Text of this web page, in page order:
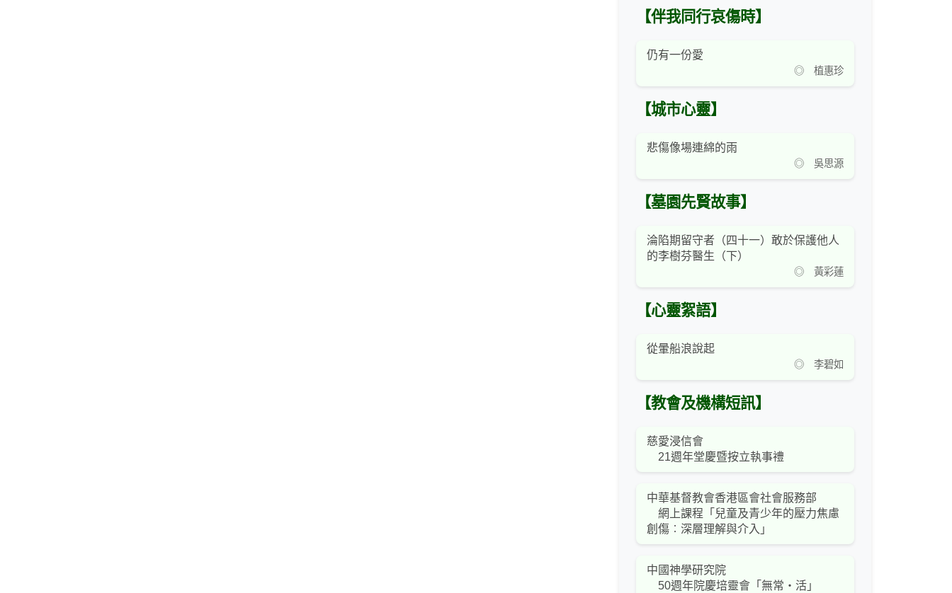
【伴我同行哀傷時】
仍有一份愛
◎ 植惠珍
【城市心靈】
悲傷像場連綿的雨
◎ 吳思源
【墓園先賢故事】
淪陷期留守者（四十一）敢於保護他人
的李樹芬醫生（下）
◎ 黃彩蓮
【心靈絮語】
從暈船浪說起
◎ 李碧如
【教會及機構短訊】
慈愛浸信會
21週年堂慶暨按立執事禮
中華基督教會香港區會社會服務部
網上課程「兒童及青少年的壓力焦慮
創傷︰深層理解與介入」
中國神學研究院
50週年院慶培靈會「無常‧活」